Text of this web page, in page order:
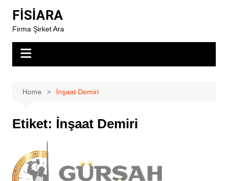
content
FİSİARA
Firma Şirket Ara
Home İnşaat Demiri
Etiket: İnşaat Demiri